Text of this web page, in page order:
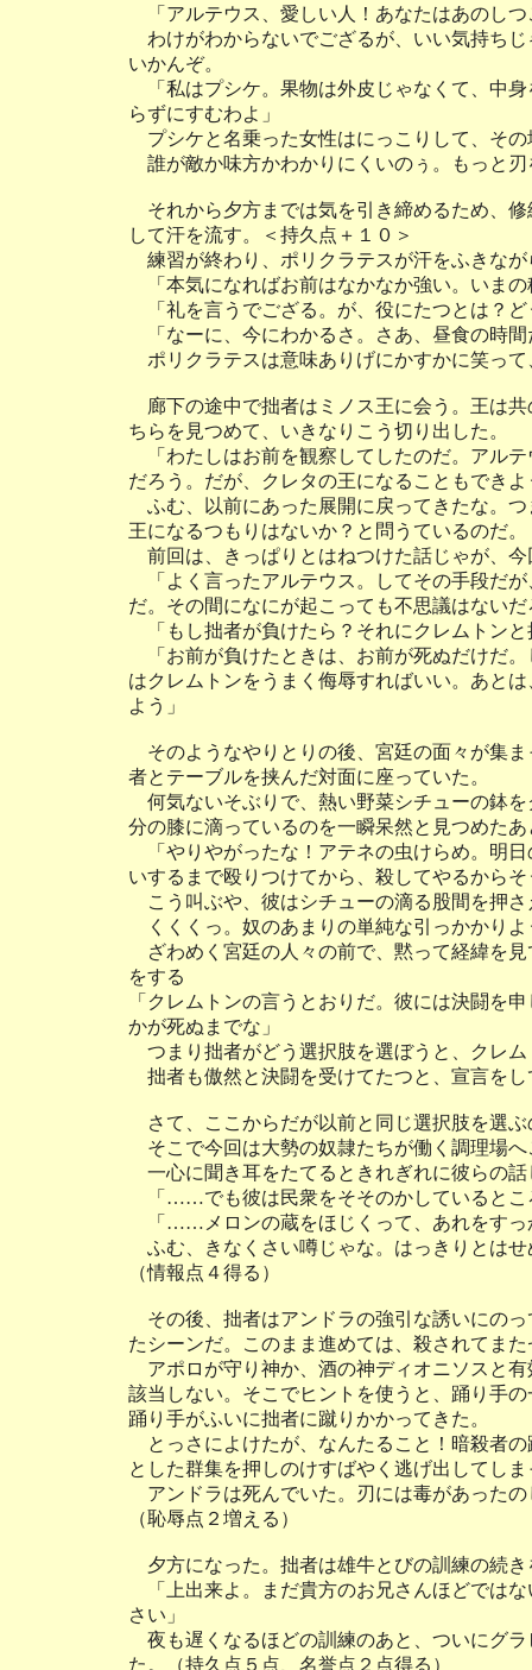
「アルテウス、愛しい人！あなたはあのし
わけがわからないでござるが、いい気持ち
いかんぞ。
「私はプシケ。果物は外皮じゃなくて、中
らずにすむわよ」
プシケと名乗った女性はにっこりして、その
誰が敵か味方かわかりにくいのぅ。もっと
それから夕方までは気を引き締めるため、
して汗を流す。＜持久点＋１０＞
練習が終わり、ポリクラテスが汗をふきな
「本気になればお前はなかなか強い。いま
「礼を言うでござる。が、役にたつとは？ど
「なーに、今にわかるさ。さあ、昼食の時間
ポリクラテスは意味ありげにかすかに笑っ
廊下の途中で拙者はミノス王に会う。王は
ちらを見つめて、いきなりこう切り出した。
「わたしはお前を観察してしたのだ。アル
だろう。だが、クレタの王になることもできよ
ふむ、以前にあった展開に戻ってきたな。
王になるつもりはないか？と問うているのだ。
前回は、きっぱりとはねつけた話じゃが、
「よく言ったアルテウス。してその手段だ
だ。その間になにが起こっても不思議はないだ
「もし拙者が負けたら？それにクレムトン
「お前が負けたときは、お前が死ぬだけだ
はクレムトンをうまく侮辱すればいい。あと
よう」
そのようなやりとりの後、宮廷の面々が集
者とテーブルを挟んだ対面に座っていた。
何気ないそぶりで、熱い野菜シチューの鉢
分の膝に滴っているのを一瞬呆然と見つめた
「やりやがったな！アテネの虫けらめ。明
いするまで殴りつけてから、殺してやるから
こう叫ぶや、彼はシチューの滴る股間を押さ
くくくっ。奴のあまりの単純な引っかかり
ざわめく宮廷の人々の前で、黙って経緯を
をする
「クレムトンの言うとおりだ。彼には決闘を
かが死ぬまでな」
つまり拙者がどう選択肢を選ぼうと、クレ
拙者も傲然と決闘を受けてたつと、宣言を
さて、ここからだが以前と同じ選択肢を選ぶ
そこで今回は大勢の奴隷たちが働く調理場へ
一心に聞き耳をたてるときれぎれに彼らの話
「……でも彼は民衆をそそのかしていると
「……メロンの蔵をほじくって、あれをす
ふむ、きなくさい噂じゃな。はっきりとは
（情報点４得る）
その後、拙者はアンドラの強引な誘いにの
たシーンだ。このまま進めては、殺されてま
アポロが守り神か、酒の神ディオニソスと
該当しない。そこでヒントを使うと、踊り手
踊り手がふいに拙者に蹴りかかってきた。
とっさによけたが、なんたること！暗殺者
とした群集を押しのけすばやく逃げ出してしま
アンドラは死んでいた。刃には毒があった
（恥辱点２増える）
夕方になった。拙者は雄牛とびの訓練の続
「上出来よ。まだ貴方のお兄さんほどでは
さい」
夜も遅くなるほどの訓練のあと、ついにグ
た。（持久点５点、名誉点２点得る）